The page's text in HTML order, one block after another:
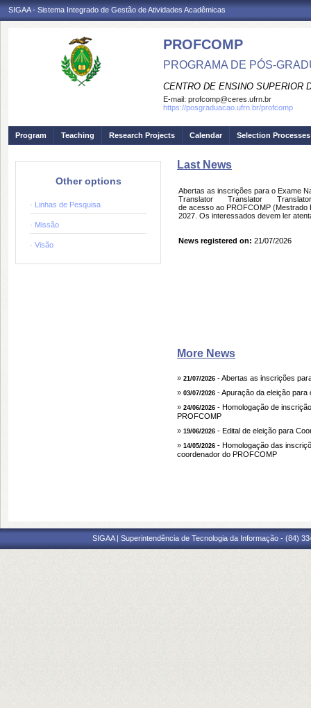
SIGAA - Sistema Integrado de Gestão de Atividades Acadêmicas
PROFCOMP
PROGRAMA DE PÓS-
CENTRO DE ENSINO SUPERIOR
E-mail: profcomp@ceres.ufrn.br
https://posgraduacao.ufrn.br/profcomp
Program Teaching Research Projects Calendar Selection Processes
Other options
· Linhas de Pesquisa
· Missão
· Visão
Last News
Abertas as inscrições para o Exame
Translator Translator Translator
de acesso ao PROFCOMP (Mestrado
2027. Os interessados devem ler
News registered on: 21/07/2026
More News
» 21/07/2026 - Abertas as inscrições
» 03/07/2026 - Apuração da eleição
» 24/06/2026 - Homologação de
PROFCOMP
» 19/06/2026 - Edital de eleição para
» 14/05/2026 - Homologação das
coordenador do PROFCOMP
SIGAA | Superintendência de Tecnologia da Informação - (84)